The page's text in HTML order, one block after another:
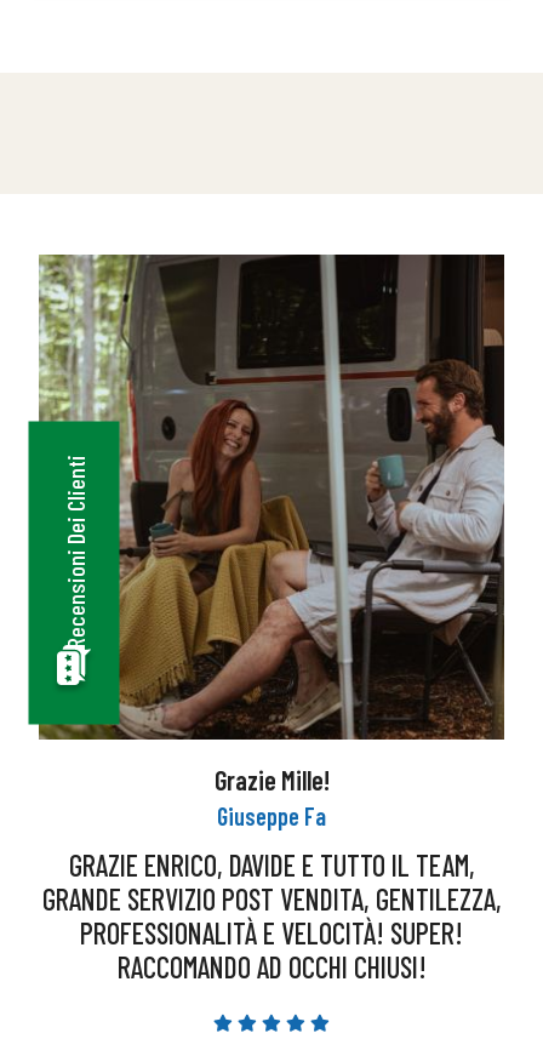
Recensioni Dei Clienti
Grazie Mille!
Giuseppe Fa
GRAZIE ENRICO, DAVIDE E TUTTO IL TEAM,
GRANDE SERVIZIO POST VENDITA, GENTILEZZA,
PROFESSIONALITÀ E VELOCITÀ! SUPER!
RACCOMANDO AD OCCHI CHIUSI!